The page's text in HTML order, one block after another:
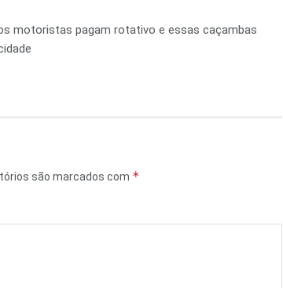
motoristas pagam rotativo e essas caçambas
são marcados com *